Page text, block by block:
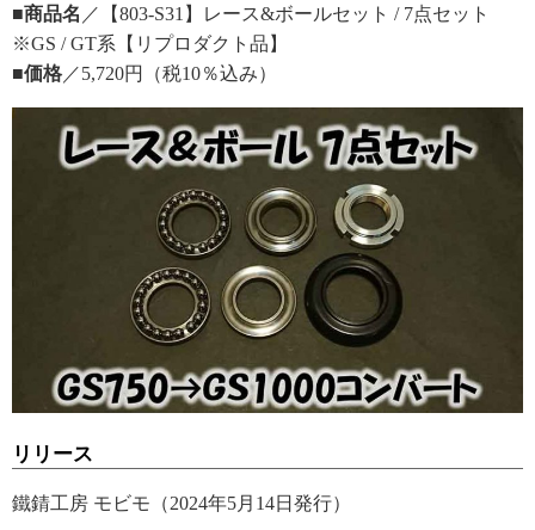
■商品名 ／【803-S31】レース&ボールセット / 7点セット
※GS / GT系【リプロダクト品】
■価格 ／5,720円（税10％込み）
リリース
鐵錆工房 モビモ（2024年5月14日発行）